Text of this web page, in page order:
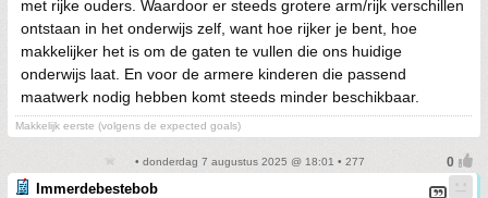
met rijke ouders. Waardoor er steeds grotere arm/rijk verschillen
ontstaan in het onderwijs zelf, want hoe rijker je bent, hoe
makkelijker het is om de gaten te vullen die ons huidige
onderwijs laat. En voor de armere kinderen die passend
maatwerk nodig hebben komt steeds minder beschikbaar.
Makkelijk eerste (volgens de expected goals)
• donderdag 7 augustus 2025 @ 18:01 • 277
Immerdebestebob